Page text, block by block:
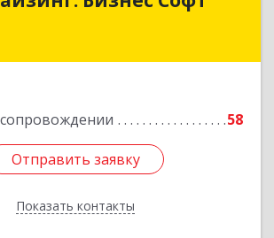
58
Отправить заявку
Показать контакты
обл, Ливны г, Гайдара ул,
Отправить заявку
Назад